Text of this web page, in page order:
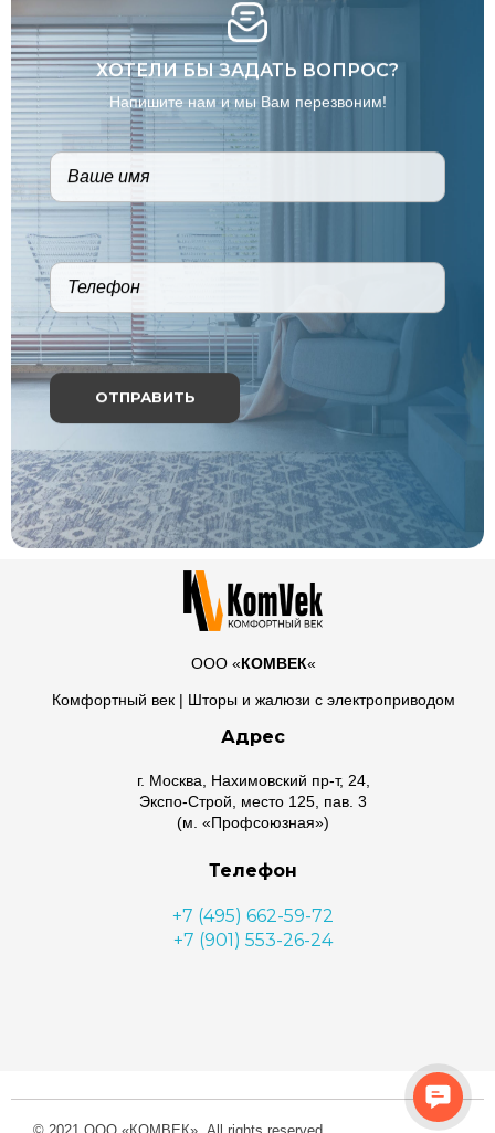
ХОТЕЛИ БЫ ЗАДАТЬ ВОПРОС?
Напишите нам и мы Вам перезвоним!
ООО «КОМВЕК«
Комфортный век | Шторы и жалюзи с электроприводом
Адрес
г. Москва, Нахимовский пр-т, 24,
Экспо-Строй, место 125, пав. 3
(м. «Профсоюзная»)
Телефон
+7 (495) 662-59-72
+7 (901) 553-26-24
Us